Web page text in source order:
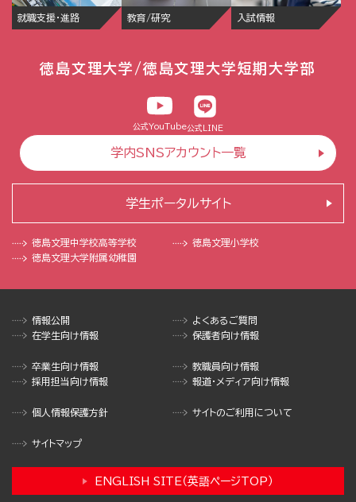
就職支援・進路 教育/研究 入試情報
徳島文理大学/徳島文理大学短期大学部
公式YouTube公式LINE
学内SNSアカウント一覧
徳島文理中学校高等学校
徳島文理小学校
徳島文理大学附属幼稚園
学生ポータルサイト
情報公開
よくあるご質問
在学生向け情報
保護者向け情報
卒業生向け情報
教職員向け情報
採用担当向け情報
報道・メディア向け情報
個人情報保護方針 サイトのご利用について
サイトマップ
ENGLISH SITE（英語ページTOP）